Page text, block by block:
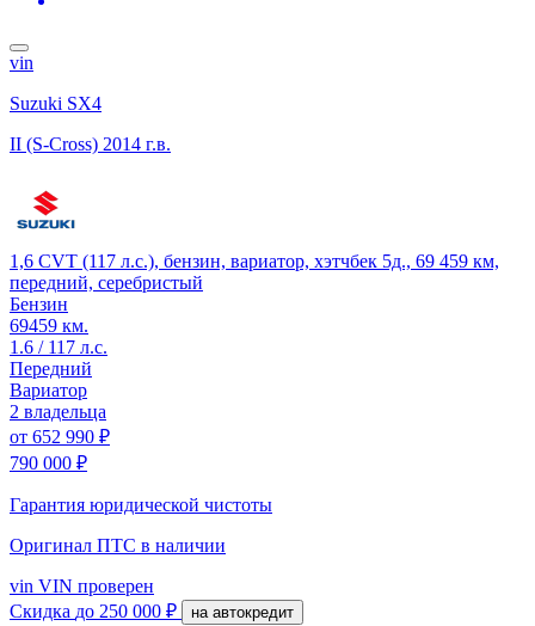
vin
Suzuki SX4
II (S-Cross) 2014 г.в.
1,6 CVT (117 л.с.), бензин, вариатор, хэтчбек 5д., 69 459 км,
передний, серебристый
Бензин
69459 км.
1.6 / 117 л.с.
Передний
Вариатор
2 владельца
от 652 990 ₽
790 000 ₽
Гарантия юридической чистоты
Оригинал ПТС в наличии
vin VIN проверен
Скидка до 250 000 ₽ на автокредит